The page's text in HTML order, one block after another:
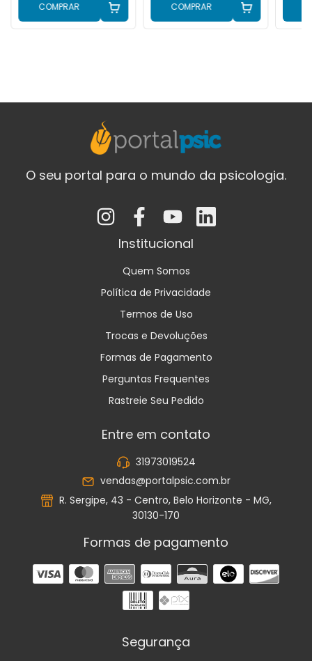
COMPRAR COMPRAR
O seu portal para o mundo da psicologia.
Institucional
Quem Somos
Política de Privacidade
Termos de Uso
Trocas e Devoluções
Formas de Pagamento
Perguntas Frequentes
Rastreie Seu Pedido
Entre em contato
31973019524
vendas@portalpsic.com.br
R. Sergipe, 43 - Centro, Belo Horizonte - MG,
30130-170
Formas de pagamento
Segurança